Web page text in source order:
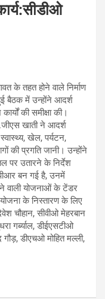
के तहत होने वाले निर्माण
बैठक में उन्होंने आदर्श
की समीक्षा की।
खाती ने आदर्श
स्वास्थ्य, खेल, पर्यटन,
की प्रगति जानी। उन्होंने
पर उतारने के निर्देश
बन गई है, उनमें
वाली योजनाओं के टेंडर
के निस्तारण के लिए
चौहान, सीवीओ मेहरबान
गर्ब्याल, डीईएसटीओ
गौड़, डीएचओ मोहित मल्ली,